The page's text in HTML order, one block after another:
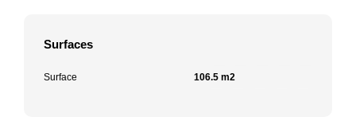
Surfaces
Surface 106.5 m2